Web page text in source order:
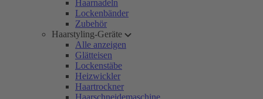
Haarnadeln
Lockenbänder
Zubehör
Haarstyling-Geräte
Alle anzeigen
Glätteisen
Lockenstäbe
Heizwickler
Haartrockner
Haarschneidemaschine